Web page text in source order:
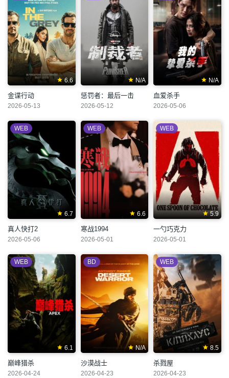
6.6
金谍行动
2026-05-13
N/A
惩罚者：最后一击
2026-05-12
N/A
血爱杀手
2026-05-06
6.7
WEB
真人快打2
2026-05-06
6.6
WEB
寒战1994
2026-05-01
5.9
WEB
一勺巧克力
2026-05-01
6.1
WEB
巅峰猎杀
2026-04-24
N/A
BD
沙漠战士
2026-04-23
8.5
WEB
杀戮屋
2026-04-23